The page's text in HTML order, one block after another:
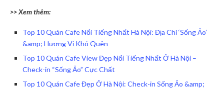
>> Xem thêm:
Top 10 Quán Cafe Nổi Tiếng Nhất Hà Nội: Địa Chỉ ‘Sống Ảo’
&amp; Hương Vị Khó Quên
Top 10 Quán Cafe View Đẹp Nổi Tiếng Nhất Ở Hà Nội –
Check-in “Sống Ảo” Cực Chất
Top 10 Quán Cafe Đẹp Ở Hà Nội: Check-in Sống Ảo &amp;